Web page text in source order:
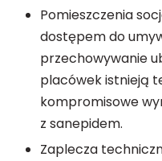
Pomieszczenia
dostępem do
przechowywanie
placówek istnieją
kompromisowe
z sanepidem.
Zaplecza